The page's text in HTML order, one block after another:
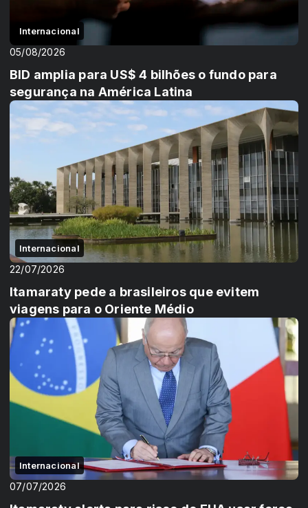
Internacional
05/08/2026
BID amplia para US$ 4 bilhões o fundo para
segurança na América Latina
Internacional
22/07/2026
Itamaraty pede a brasileiros que evitem
viagens para o Oriente Médio
Internacional
07/07/2026